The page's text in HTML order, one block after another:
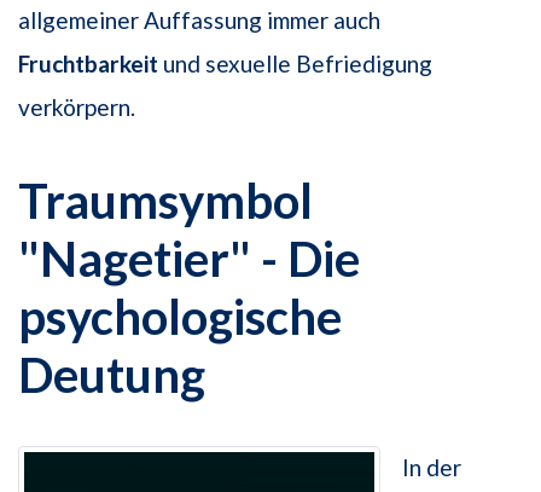
allgemeiner Auffassung immer auch
Fruchtbarkeit und sexuelle Befriedigung
verkörpern.
Traumsymbol
"Nagetier" - Die
psychologische
Deutung
In der